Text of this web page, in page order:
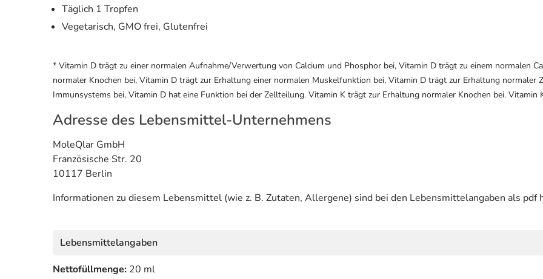
Täglich 1 Tropfen
Vegetarisch, GMO frei, Glutenfrei
* Vitamin D trägt zu einer normalen Aufnahme/Verwertung von Calcium und Phosphor bei, Vitamin D trägt zu einem normalen
normaler Knochen bei, Vitamin D trägt zur Erhaltung einer normalen Muskelfunktion bei, Vitamin D trägt zur Erhaltung normaler
Immunsystems bei, Vitamin D hat eine Funktion bei der Zellteilung. Vitamin K trägt zur Erhaltung normaler Knochen bei.
Adresse des Lebensmittel-Unternehmens
MoleQlar GmbH
Französische Str. 20
10117 Berlin
Informationen zu diesem Lebensmittel (wie z. B. Zutaten, Allergene) sind bei den Lebensmittelangaben als pdf
Lebensmittelangaben
Nettofüllmenge: 20 ml